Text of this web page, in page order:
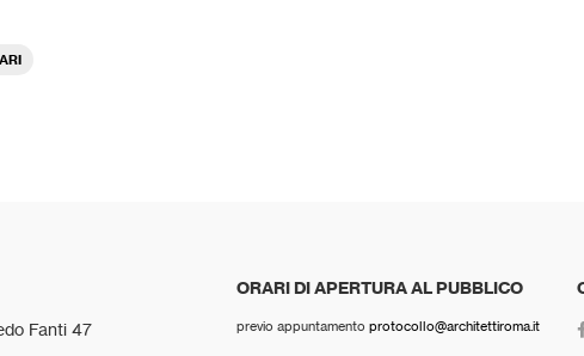
Fanti 47
ORARI DI APERTURA AL PUBBLICO
previo appuntamento protocollo@architettiroma.it